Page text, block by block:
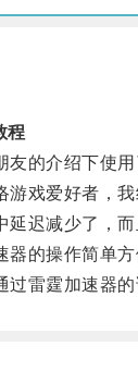
程
的介绍下使用
爱好者，我
迟减少了，而
的操作简单方
霆加速器的